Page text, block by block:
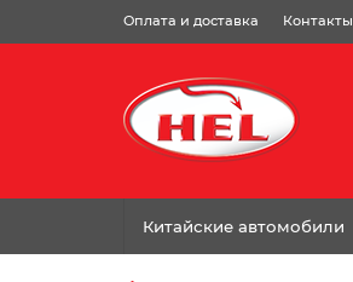
Оплата и доставка Контакты
Китайские автомобили